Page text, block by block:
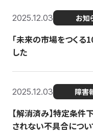
2025.12.03 お知
「未来の市場をつくる
した
2025.12.03 障害
【解消済み】特定条
されない不具合につい